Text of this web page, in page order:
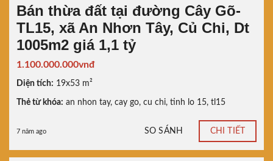
Bán thừa đất tại đường Cây Gõ-
TL15, xã An Nhơn Tây, Củ Chi, Dt
1005m2 giá 1,1 tỷ
1.100.000.000vnđ
Diện tích: 19x53 m²
Thẻ từ khóa: an nhon tay, cay go, cu chi, tinh lo 15, tl15
7 năm ago SO SÁNH CHI TIẾT